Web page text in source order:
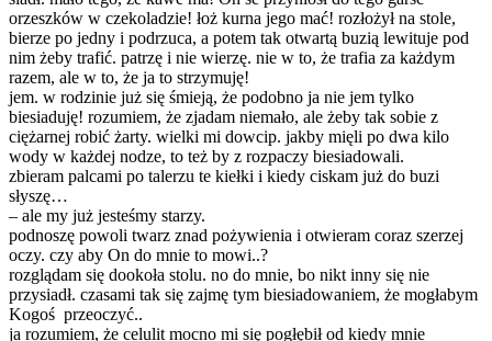
orzeszków w czekoladzie! łoż kurna jego mać! rozłożył na stole,
bierze po jedny i podrzuca, a potem tak otwartą buzią lewituje pod
nim żeby trafić. patrzę i nie wierzę. nie w to, że trafia za każdym
razem, ale w to, że ja to strzymuję!
jem. w rodzinie już się śmieją, że podobno ja nie jem tylko
biesiaduję! rozumiem, że zjadam niemało, ale żeby tak sobie z
ciężarnej robić żarty. wielki mi dowcip. jakby mięli po dwa kilo
wody w każdej nodze, to też by z rozpaczy biesiadowali.
zbieram palcami po talerzu te kiełki i kiedy ciskam już do buzi
słyszę…
– ale my już jesteśmy starzy.
podnoszę powoli twarz znad pożywienia i otwieram coraz szerzej
oczy. czy aby On do mnie to mowi..?
rozglądam się dookoła stolu. no do mnie, bo nikt inny się nie
przysiadł. czasami tak się zajmę tym biesiadowaniem, że mogłabym
Kogoś przeoczyć..
ja rozumiem, że celulit mocno mi się pogłębił od kiedy mnie